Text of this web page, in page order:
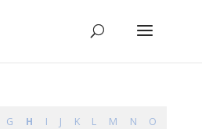
G H I J K L M N O